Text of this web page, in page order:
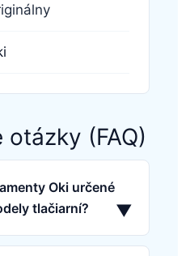
(FAQ)
Oki určené
tlačiarní?
▼